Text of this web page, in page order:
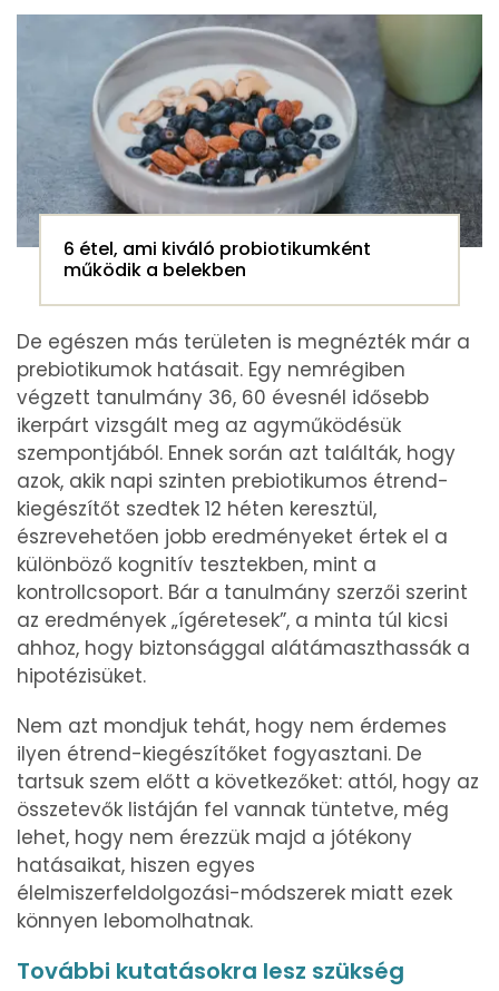
6 étel, ami kiváló probiotikumként
működik a belekben
De egészen más területen is megnézték már a
prebiotikumok hatásait. Egy nemrégiben
végzett tanulmány 36, 60 évesnél idősebb
ikerpárt vizsgált meg az agyműködésük
szempontjából. Ennek során azt találták, hogy
azok, akik napi szinten prebiotikumos étrend-
kiegészítőt szedtek 12 héten keresztül,
észrevehetően jobb eredményeket értek el a
különböző kognitív tesztekben, mint a
kontrollcsoport. Bár a tanulmány szerzői szerint
az eredmények „ígéretesek”, a minta túl kicsi
ahhoz, hogy biztonsággal alátámaszthassák a
hipotézisüket.
Nem azt mondjuk tehát, hogy nem érdemes
ilyen étrend-kiegészítőket fogyasztani. De
tartsuk szem előtt a következőket: attól, hogy az
összetevők listáján fel vannak tüntetve, még
lehet, hogy nem érezzük majd a jótékony
hatásaikat, hiszen egyes
élelmiszerfeldolgozási-módszerek miatt ezek
könnyen lebomolhatnak.
További kutatásokra lesz szükség